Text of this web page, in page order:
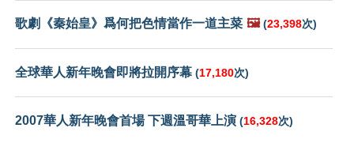
歌劇《秦始皇》爲何把色情當作一道主菜 🖼️ (23,398次)
全球華人新年晚會即將拉開序幕 (17,180次)
2007華人新年晚會首場 下週溫哥華上演 (16,328次)